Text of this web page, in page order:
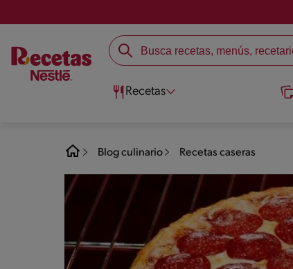
Recetas
Blog culinario Recetas caseras